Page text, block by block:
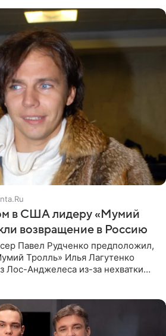
в США лидеру «Мумий
возвращение в Россию
Павел Рудченко предположил,
Тролль» Илья Лагутенко
Лос-Анджелеса из-за нехватки